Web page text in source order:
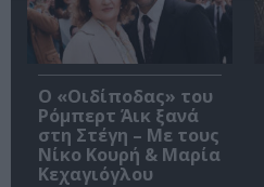
O «Οιδίποδας» του
Ρόμπερτ Άικ ξανά
στη Στέγη – Με τους
Νίκο Κουρή & Μαρία
Κεχαγιόγλου